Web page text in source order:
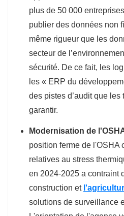
plus de 50 000
publier des données non
même rigueur que les
secteur de
sécurité. De ce fait, les
les « ERP du
des pistes d’audit que
garantir.
Modernisation de
position ferme de l'OSHA
relatives au stress
en 2024-2025 a contraint
construction et
solutions de surveillance